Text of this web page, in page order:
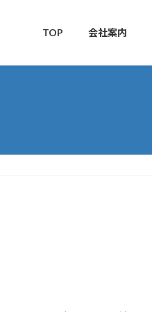
TOP 会社案内